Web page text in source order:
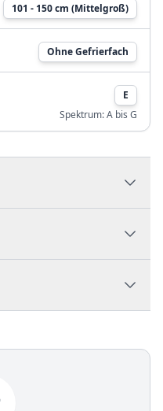
101 - 150 cm (Mittelgroß)
Ohne Gefrierfach
E
Spektrum:A bis G